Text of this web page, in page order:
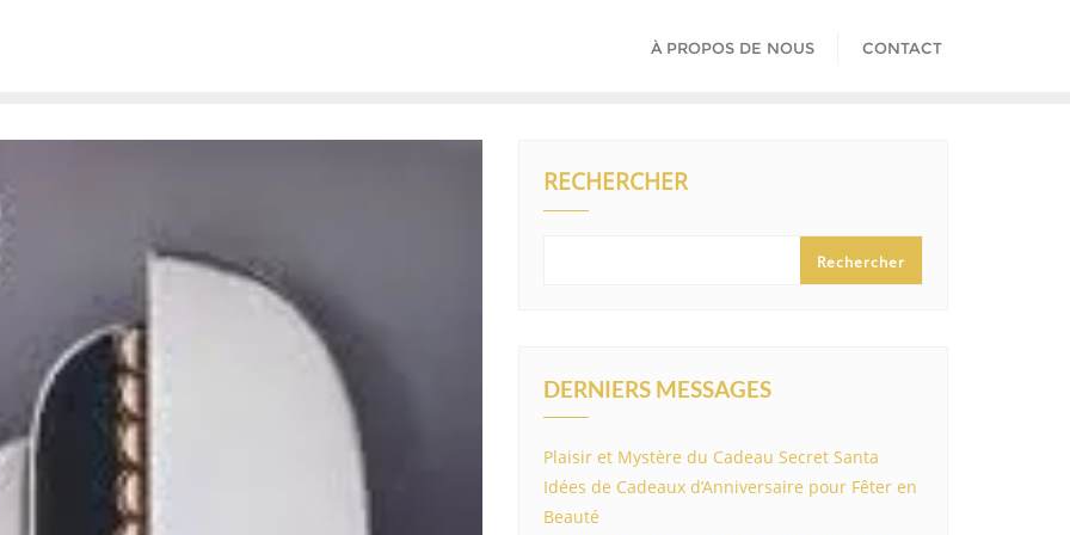
À PROPOS DE NOUS CONTACT
RECHERCHER
Rechercher
DERNIERS MESSAGES
Plaisir et Mystère du Cadeau Secret Santa
Idées de Cadeaux d’Anniversaire pour Fêter en
Beauté